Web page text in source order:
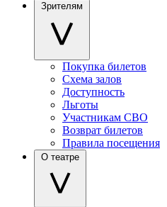
Зрителям
Покупка билетов
Схема залов
Доступность
Льготы
Участникам СВО
Возврат билетов
Правила посещения
О театре